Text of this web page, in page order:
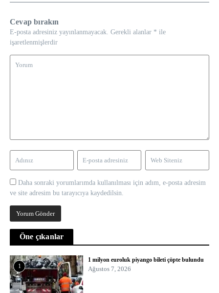
Cevap bırakın
E-posta adresiniz yayınlanmayacak. Gerekli alanlar * ile
işaretlenmişlerdir
Daha sonraki yorumlarımda kullanılması için adım, e-posta adresim
ve site adresim bu tarayıcıya kaydedilsin.
Öne çıkanlar
1
1 milyon euroluk piyango bileti çöpte bulundu
Ağustos 7, 2026